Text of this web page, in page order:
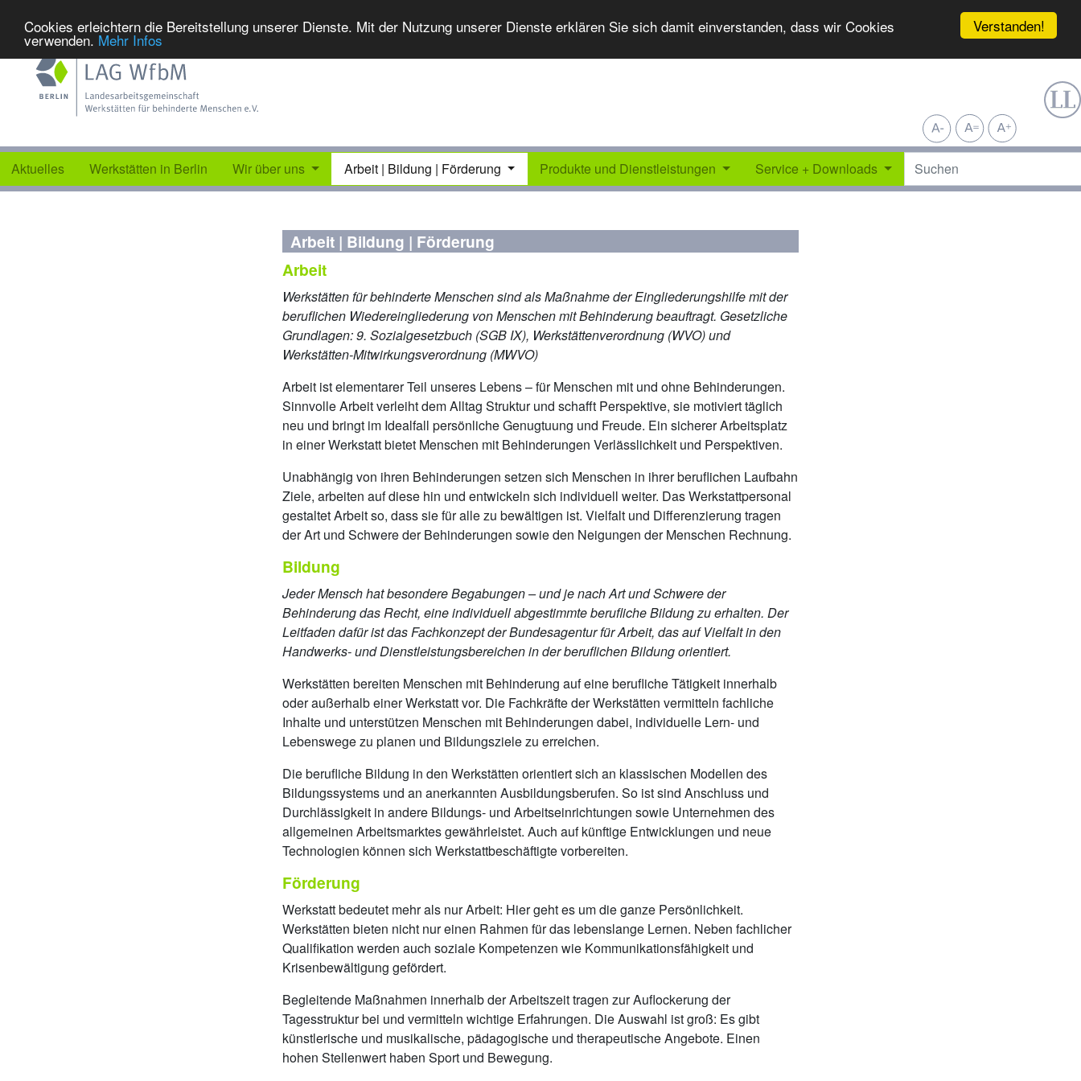
Verstanden!
Cookies erleichtern die Bereitstellung unserer Dienste. Mit der Nutzung unserer Dienste erklären Sie sich damit einverstanden, dass wir Cookies
verwenden. Mehr Infos
Aktuelles Werkstätten in Berlin Wir über uns Arbeit | Bildung | Förderung Produkte und Dienstleistungen Service + Downloads
Arbeit | Bildung | Förderung
Arbeit
Werkstätten für behinderte Menschen sind als Maßnahme der Eingliederungshilfe mit der
beruﬂichen Wiedereingliederung von Menschen mit Behinderung beauftragt. Gesetzliche
Grundlagen: 9. Sozialgesetzbuch (SGB IX), Werkstättenverordnung (WVO) und
Werkstätten-Mitwirkungsverordnung (MWVO)
Arbeit ist elementarer Teil unseres Lebens – für Menschen mit und ohne Behinderungen.
Sinnvolle Arbeit verleiht dem Alltag Struktur und schafft Perspektive, sie motiviert täglich
neu und bringt im Idealfall persönliche Genugtuung und Freude. Ein sicherer Arbeitsplatz
in einer Werkstatt bietet Menschen mit Behinderungen Verlässlichkeit und Perspektiven.
Unabhängig von ihren Behinderungen setzen sich Menschen in ihrer beruflichen Laufbahn
Ziele, arbeiten auf diese hin und entwickeln sich individuell weiter. Das Werkstattpersonal
gestaltet Arbeit so, dass sie für alle zu bewältigen ist. Vielfalt und Differenzierung tragen
der Art und Schwere der Behinderungen sowie den Neigungen der Menschen Rechnung.
Bildung
Jeder Mensch hat besondere Begabungen – und je nach Art und Schwere der
Behinderung das Recht, eine individuell abgestimmte beruﬂiche Bildung zu erhalten. Der
Leitfaden dafür ist das Fachkonzept der Bundesagentur für Arbeit, das auf Vielfalt in den
Handwerks- und Dienstleistungsbereichen in der beruﬂichen Bildung orientiert.
Werkstätten bereiten Menschen mit Behinderung auf eine berufliche Tätigkeit innerhalb
oder außerhalb einer Werkstatt vor. Die Fachkräfte der Werkstätten vermitteln fachliche
Inhalte und unterstützen Menschen mit Behinderungen dabei, individuelle Lern- und
Lebenswege zu planen und Bildungsziele zu erreichen.
Die berufliche Bildung in den Werkstätten orientiert sich an klassischen Modellen des
Bildungssystems und an anerkannten Ausbildungsberufen. So ist sind Anschluss und
Durchlässigkeit in andere Bildungs- und Arbeitseinrichtungen sowie Unternehmen des
allgemeinen Arbeitsmarktes gewährleistet. Auch auf künftige Entwicklungen und neue
Technologien können sich Werkstattbeschäftigte vorbereiten.
Förderung
Werkstatt bedeutet mehr als nur Arbeit: Hier geht es um die ganze Persönlichkeit.
Werkstätten bieten nicht nur einen Rahmen für das lebenslange Lernen. Neben fachlicher
Qualifikation werden auch soziale Kompetenzen wie Kommunikationsfähigkeit und
Krisenbewältigung gefördert.
Begleitende Maßnahmen innerhalb der Arbeitszeit tragen zur Auflockerung der
Tagesstruktur bei und vermitteln wichtige Erfahrungen. Die Auswahl ist groß: Es gibt
künstlerische und musikalische, pädagogische und therapeutische Angebote. Einen
hohen Stellenwert haben Sport und Bewegung.